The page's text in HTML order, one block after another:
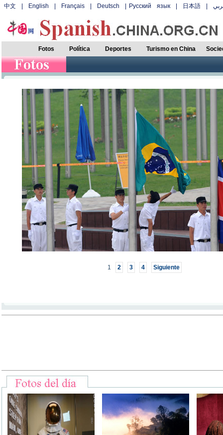
中文 English Français Deutsch Русский язык 日本語
Fotos Política Deportes Turismo en China
1 2 3 4 Siguiente